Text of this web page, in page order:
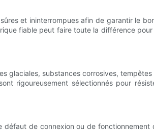
et ininterrompues afin de garantir le
fiable peut faire toute la différence
glaciales, substances corrosives,
rigoureusement sélectionnés pour
de connexion ou de fonctionnement